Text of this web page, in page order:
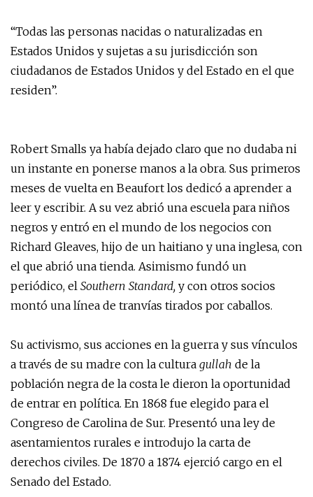
“Todas las personas nacidas o naturalizadas en
Estados Unidos y sujetas a su jurisdicción son
ciudadanos de Estados Unidos y del Estado en el que
residen”.
Robert Smalls ya había dejado claro que no dudaba ni
un instante en ponerse manos a la obra. Sus primeros
meses de vuelta en Beaufort los dedicó a aprender a
leer y escribir. A su vez abrió una escuela para niños
negros y entró en el mundo de los negocios con
Richard Gleaves, hijo de un haitiano y una inglesa, con
el que abrió una tienda. Asimismo fundó un
periódico, el Southern Standard, y con otros socios
montó una línea de tranvías tirados por caballos.
Su activismo, sus acciones en la guerra y sus vínculos
a través de su madre con la cultura gullah de la
población negra de la costa le dieron la oportunidad
de entrar en política. En 1868 fue elegido para el
Congreso de Carolina de Sur. Presentó una ley de
asentamientos rurales e introdujo la carta de
derechos civiles. De 1870 a 1874 ejerció cargo en el
Senado del Estado.